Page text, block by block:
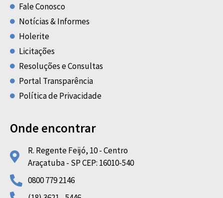
Fale Conosco
Notícias & Informes
Holerite
Licitações
Resoluções e Consultas
Portal Transparência
Política de Privacidade
Onde encontrar
R. Regente Feijó, 10 - Centro
Araçatuba - SP CEP: 16010-540
0800 779 2146